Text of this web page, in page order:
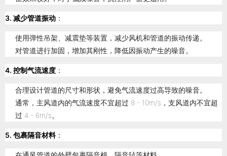
3. 减少管道振动 ：
使用弹性吊架、减震垫等装置，减少风机和管道的振动传递。
对管道进行加固，增加其刚性，降低因振动产生的噪音。
4. 控制气流速度 ：
合理设计管道的尺寸和形状，避免气流速度过高导致的噪音。
通常，主风道内的气流速度不宜超过 8 - 10m/s，支风道内不宜超
过 4 - 6m/s。
5. 包裹隔音材料：